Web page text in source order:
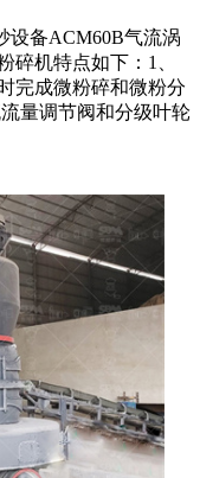
设备ACM60B气流涡
碎机特点如下：1、
完成微粉碎和微粉分
量调节阀和分级叶轮